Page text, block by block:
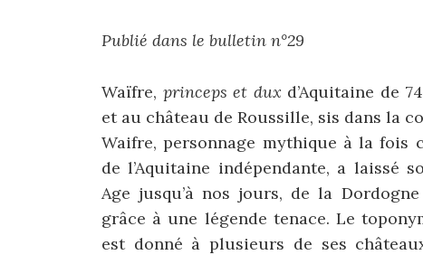
Publié dans le bulletin n°29
Waïfre, princeps et dux d’Aquitaine de
et au château de Roussille, sis dans la
Waifre, personnage mythique à la fois
de l’Aquitaine indépendante, a laissé
Age jusqu’à nos jours, de la
grâce à une légende tenace. Le
est donné à plusieurs de ses